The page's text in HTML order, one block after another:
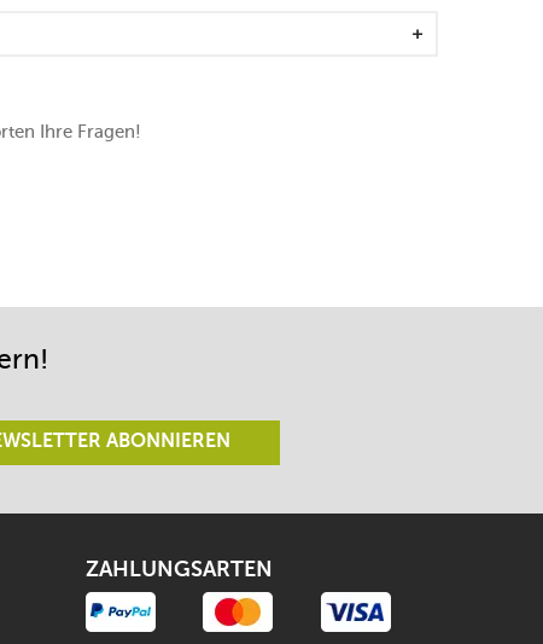
Ihre Fragen!
ABONNIEREN
ZAHLUNGSARTEN